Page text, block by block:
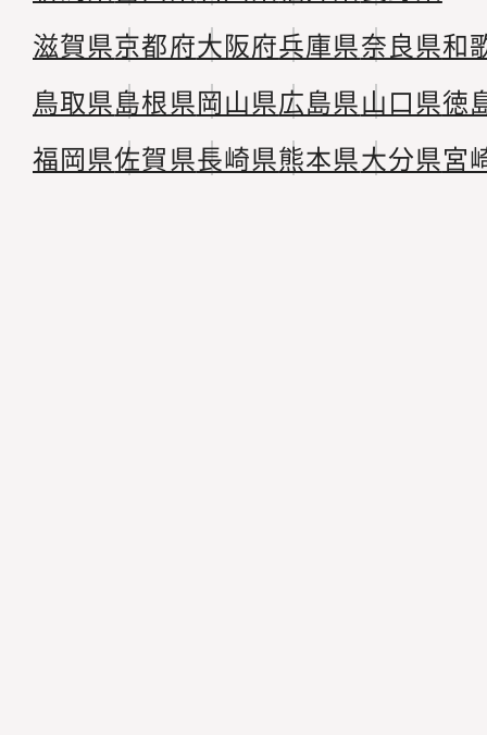
滋賀県京都府大阪府兵庫県奈良県和
鳥取県島根県岡山県広島県山口県徳
福岡県佐賀県長崎県熊本県大分県宮